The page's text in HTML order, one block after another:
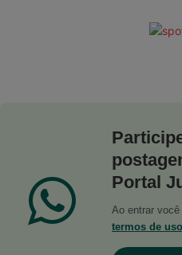
Portal
Ao entrar
termos de uso